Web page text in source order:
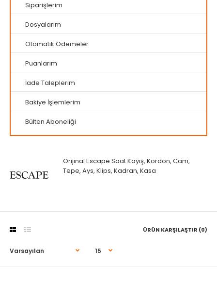
Siparişlerim
Dosyalarım
Otomatik Ödemeler
Puanlarım
İade Taleplerim
Bakiye İşlemlerim
Bülten Aboneliği
Orijinal Escape Saat Kayış, Kordon, Cam,
Tepe, Ays, Klips, Kadran, Kasa
ÜRÜN KARŞILAŞTIR (0)